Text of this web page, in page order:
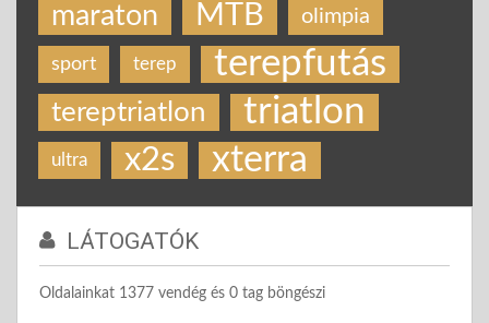
maraton MTB olimpia
sport terep terepfutás
tereptriatlon triatlon
ultra x2s xterra
LÁTOGATÓK
Oldalainkat 1377 vendég és 0 tag böngészi